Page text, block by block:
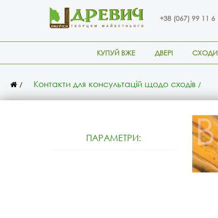
+38 (067) 99 11 6
КУПУЙ ВЖЕ ДВЕРІ СХОДИ
Контакти для консультацій щодо сходів
ПАРАМЕТРИ: